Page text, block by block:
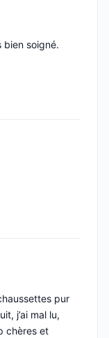
bien soigné.
pur
j’ai mal lu,
chères et